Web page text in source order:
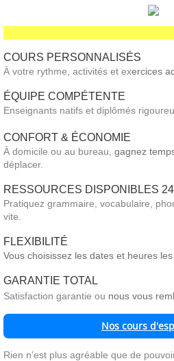
COURS PERSONNALISÉS
À votre rythme, activités et exercices
ÉQUIPE COMPÉTENTE
Enseignants natifs et diplômés
CONFORT & ÉCONOMIE
À domicile ou au bureau, gagnez
déplacer.​
RESSOURCES DISPONIBLES
Pratiquez grammaire, vocabulaire,
vite.
FLEXIBILITÉ
Vous choisissez les dates et heures
GARANTIE TOTAL
Satisfaction garantie ou nous vous
​​Nos cours
Rien n’est plus agréable que de